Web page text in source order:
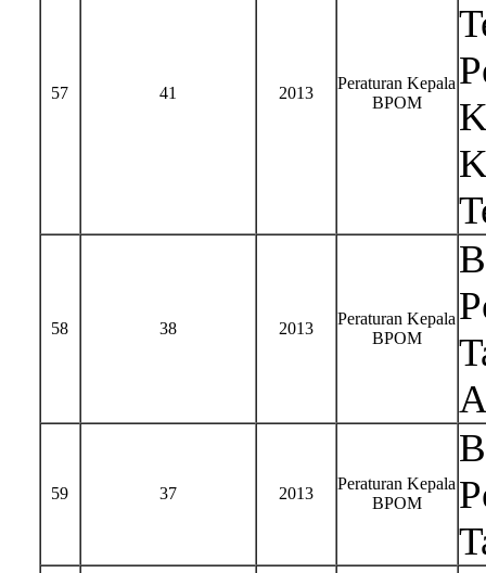
57 41 2013
Peraturan Kepala
BPOM
58 38 2013
Peraturan Kepala
BPOM
59 37 2013
Peraturan Kepala
BPOM